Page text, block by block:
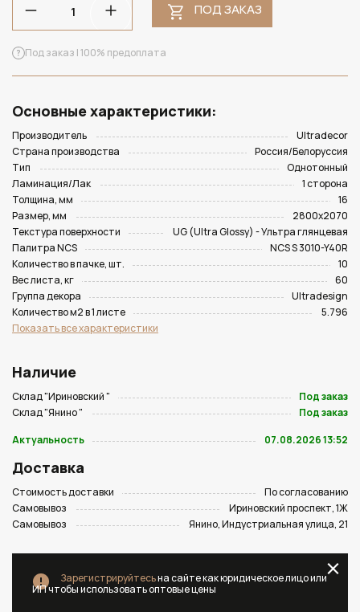
ПОД ЗАКАЗ
Под заказ | 100% предоплата
Основные характеристики:
Производитель
Ultradecor
Страна производства
Россия/Белоруссия
Тип
Однотонный
Ламинация/Лак
1 сторона
Толщина, мм
16
Размер, мм
2800х2070
Текстура поверхности
UG (Ultra Glossy) - Ультра глянцевая
Палитра NCS
NCS S 3010-Y40R
Количество в пачке, шт.
10
Вес листа, кг
60
Группа декора
Ultradesign
Количество м2 в 1 листе
5.796
Показать все характеристики
Наличие
Склад "Ириновский "
Под заказ
Склад "Янино "
Под заказ
Актуальность
07.08.2026 13:52
Доставка
Стоимость доставки
По согласованию
Самовывоз
Ириновский проспект, 1Ж
Самовывоз
Янино, Индустриальная улица, 21
Зарегистрируйтесьна сайте как юридическое лицо или
ИП чтобы использовать оптовые цены